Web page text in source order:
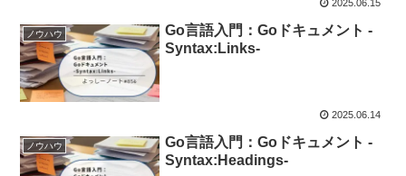
2025.06.15
ノウハウ
Go言語入門：Goドキュメント -
Syntax:Links-
2025.06.14
ノウハウ
Go言語入門：Goドキュメント -
Syntax:Headings-